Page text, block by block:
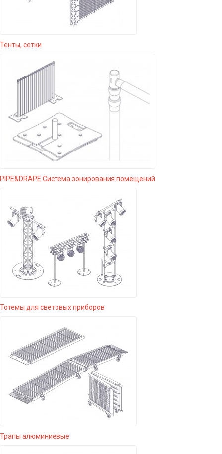
Тенты, сетки
PIPE&DRAPE Система зонирования помещений
Тотемы для световых приборов
Трапы алюминиевые